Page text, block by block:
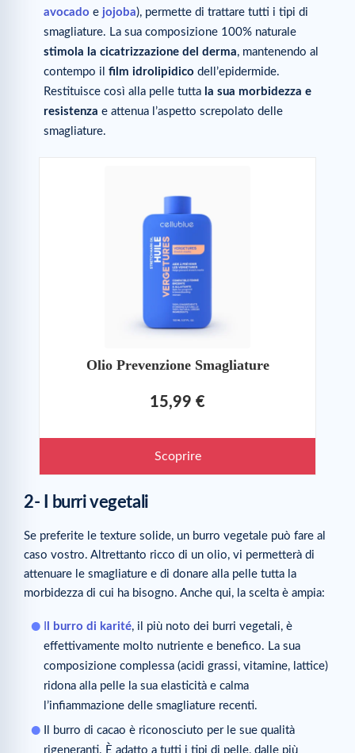
avocado e jojoba), permette di trattare tutti i tipi di
smagliature. La sua composizione 100% naturale
stimola la cicatrizzazione del derma, mantenendo al
contempo il film idrolipidico dell’epidermide.
Restituisce così alla pelle tutta la sua morbidezza e
resistenza e attenua l’aspetto screpolato delle
smagliature.
Olio Prevenzione Smagliature
15,99 €
Scoprire
2- I burri vegetali
Se preferite le texture solide, un burro vegetale può fare al
caso vostro. Altrettanto ricco di un olio, vi permetterà di
attenuare le smagliature e di donare alla pelle tutta la
morbidezza di cui ha bisogno. Anche qui, la scelta è ampia:
l burro di karité, il più noto dei burri vegetali, è
effettivamente molto nutriente e benefico. La sua
composizione complessa (acidi grassi, vitamine, lattice)
ridona alla pelle la sua elasticità e calma
l’infiammazione delle smagliature recenti.
Il burro di cacao è riconosciuto per le sue qualità
rigeneranti. È adatto a tutti i tipi di pelle, dalle più